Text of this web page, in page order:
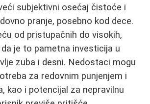
subjektivni osećaj čistoće i
pranje, posebno kod dece.
od pristupačnih do visokih,
je to pametna investicija u
zuba i desni. Nedostaci mogu
za redovnim punjenjem i
kao i potencijal za nepravilnu